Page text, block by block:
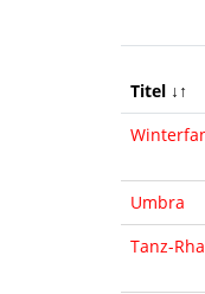
Titel ↓↑
Umbra
Tanz-